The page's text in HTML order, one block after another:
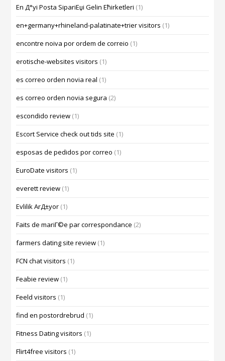
En Д°yi Posta SipariЕџi Gelin Ећirketleri (1)
en+germany+rhineland-palatinate+trier visitors (1)
encontre noiva por ordem de correio (1)
erotische-websites visitors (1)
es correo orden novia real (1)
es correo orden novia segura (2)
escondido review (1)
Escort Service check out tids site (1)
esposas de pedidos por correo (1)
EuroDate visitors (1)
everett review (1)
Evlilik ArД±yor (1)
Faits de mariГ©e par correspondance (2)
farmers dating site review (1)
FCN chat visitors (1)
Feabie review (1)
Feeld visitors (1)
find en postordrebrud (1)
Fitness Dating visitors (1)
Flirt4free visitors (1)